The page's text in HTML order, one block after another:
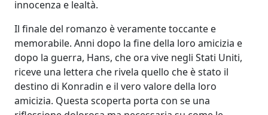
innocenza e lealtà.
Il finale del romanzo è veramente toccante e
memorabile. Anni dopo la fine della loro amicizia e
dopo la guerra, Hans, che ora vive negli Stati Uniti,
riceve una lettera che rivela quello che è stato il
destino di Konradin e il vero valore della loro
amicizia. Questa scoperta porta con se una